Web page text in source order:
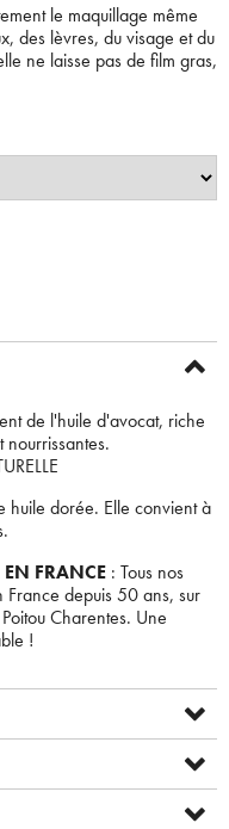
le maquillage même
des lèvres, du visage et du
ne laisse pas de film gras,
de l'huile d'avocat, riche
nourrissantes.
huile dorée. Elle convient à
FRANCE : Tous nos
France depuis 50 ans, sur
Charentes. Une
!